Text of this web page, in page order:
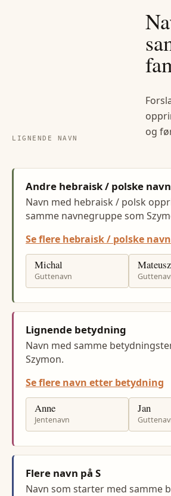
LIGNENDE NAVN
og
Andre hebraisk / polske navn
Navn med hebraisk / polsk
samme navnegruppe som
Se flere hebraisk / polske navn
Michal
Guttenavn
Mateusz
Lignende betydning
Navn med samme
Szymon.
Se flere navn etter betydning
Anne
Jentenavn
Jan
Flere navn på S
Navn som starter med samme